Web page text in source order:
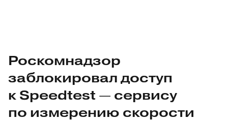
Роскомнадзор
заблокировал доступ
к Speedtest — сервису
по измерению скорости